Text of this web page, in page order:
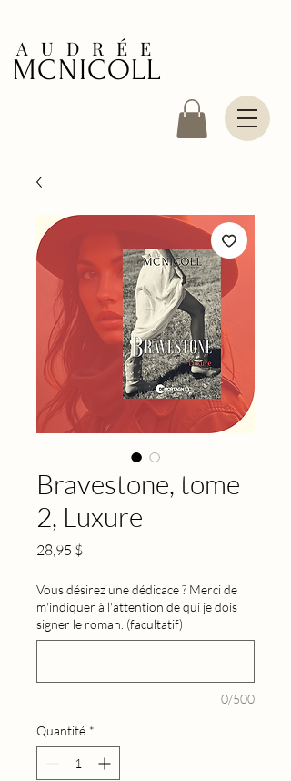
AUDRÉE
MCNICOLL
Bravestone, tome
2, Luxure
28,95 $Prix
Vous désirez une dédicace ? Merci de
m'indiquer à l'attention de qui je dois
signer le roman. (facultatif)
0/500
Quantité *